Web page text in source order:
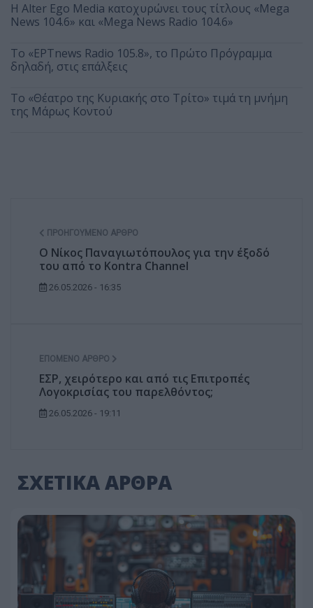
Η Alter Ego Media κατοχυρώνει τους τίτλους «Mega
News 104.6» και «Mega News Radio 104.6»
Το «ΕΡΤnews Radio 105.8», το Πρώτο Πρόγραμμα
δηλαδή, στις επάλξεις
Το «Θέατρο της Κυριακής στο Τρίτο» τιμά τη μνήμη
της Μάρως Κοντού
ΠΡΟΗΓΟΎΜΕΝΟ ΆΡΘΡΟ
Ο Νίκος Παναγιωτόπουλος για την έξοδό
του από το Kontra Channel
26.05.2026 - 16:35
ΕΠΌΜΕΝΟ ΆΡΘΡΟ
ΕΣΡ, χειρότερο και από τις Επιτροπές
Λογοκρισίας του παρελθόντος;
26.05.2026 - 19:11
ΣΧΕΤΙΚΑ ΑΡΘΡΑ